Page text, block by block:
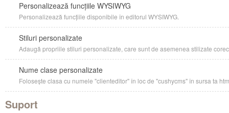
Personalizează funcțiile WYSIWYG
Personalizează funcțiile disponibile în editorul WYSIWYG.
Stiluri personalizate
Adaugă propriile stiluri personalizate, care sunt de asemenea stilizate
Nume clase personalizate
Folosește clasa cu numele "clienteditor" în loc de "cushycms" în sursa ta
Suport